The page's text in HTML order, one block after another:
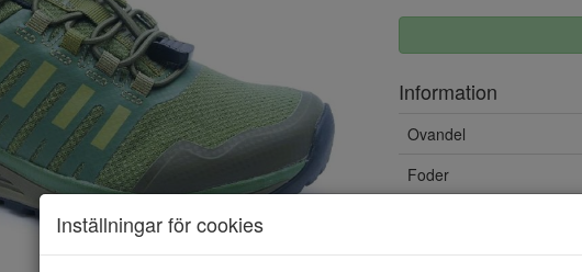
Information
Ovandel
Foder
Löstagbar innersula
Inställningar för cookies